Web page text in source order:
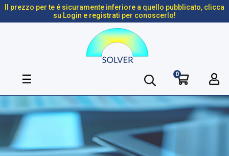
Il prezzo per te é sicuramente inferiore a quello pubblicato, clicca
su Login e registrati per conoscerlo!
navigazione
☰ 0